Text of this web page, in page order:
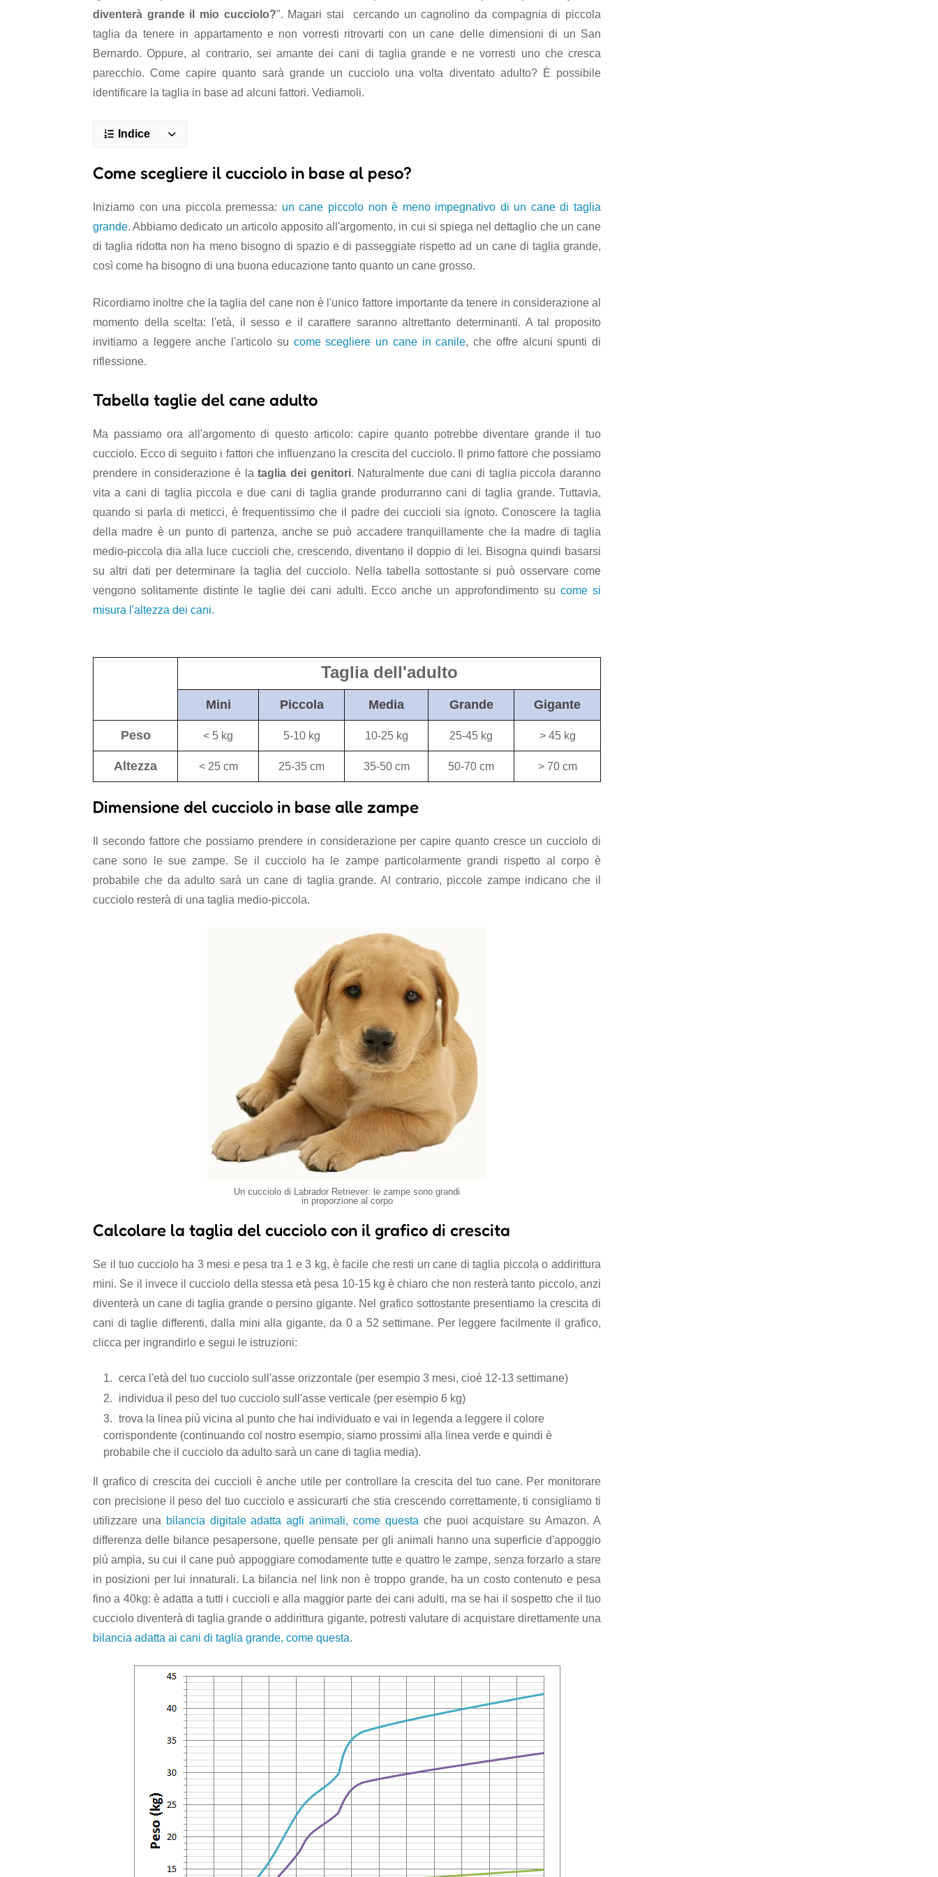
diventerà grande il mio cucciolo?". Magari stai cercando un cagnolino da compagnia di piccola
taglia da tenere in appartamento e non vorresti ritrovarti con un cane delle dimensioni di un San
Bernardo. Oppure, al contrario, sei amante dei cani di taglia grande e ne vorresti uno che cresca
parecchio. Come capire quanto sarà grande un cucciolo una volta diventato adulto? È possibile
identificare la taglia in base ad alcuni fattori. Vediamoli.
Indice
Come scegliere il cucciolo in base al peso?
Iniziamo con una piccola premessa: un cane piccolo non è meno impegnativo di un cane di taglia
grande. Abbiamo dedicato un articolo apposito all'argomento, in cui si spiega nel dettaglio che un cane
di taglia ridotta non ha meno bisogno di spazio e di passeggiate rispetto ad un cane di taglia grande,
così come ha bisogno di una buona educazione tanto quanto un cane grosso.
Ricordiamo inoltre che la taglia del cane non è l'unico fattore importante da tenere in considerazione al
momento della scelta: l'età, il sesso e il carattere saranno altrettanto determinanti. A tal proposito
invitiamo a leggere anche l'articolo su come scegliere un cane in canile, che offre alcuni spunti di
riflessione.
Tabella taglie del cane adulto
Ma passiamo ora all'argomento di questo articolo: capire quanto potrebbe diventare grande il tuo
cucciolo. Ecco di seguito i fattori che influenzano la crescita del cucciolo. Il primo fattore che possiamo
prendere in considerazione è lataglia dei genitori. Naturalmente due cani di taglia piccola daranno
vita a cani di taglia piccola e due cani di taglia grande produrranno cani di taglia grande. Tuttavia,
quando si parla di meticci, è frequentissimo che il padre dei cuccioli sia ignoto. Conoscere la taglia
della madre è un punto di partenza, anche se può accadere tranquillamente che la madre di taglia
medio-piccola dia alla luce cuccioli che, crescendo, diventano il doppio di lei. Bisogna quindi basarsi
su altri dati per determinare la taglia del cucciolo. Nella tabella sottostante si può osservare come
vengono solitamente distinte le taglie dei cani adulti. Ecco anche un approfondimento su come si
misura l'altezza dei cani.
Taglia dell'adulto
Mini Piccola Media Grande Gigante
Peso < 5 kg 5-10 kg 10-25 kg 25-45 kg > 45 kg
Altezza < 25 cm 25-35 cm 35-50 cm 50-70 cm > 70 cm
Dimensione del cucciolo in base alle zampe
Il secondo fattore che possiamo prendere in considerazione per capire quanto cresce un cucciolo di
cane sono le sue zampe. Se il cucciolo ha le zampe particolarmente grandi rispetto al corpo è
probabile che da adulto sarà un cane di taglia grande. Al contrario, piccole zampe indicano che il
cucciolo resterà di una taglia medio-piccola.
Un cucciolo di Labrador Retriever: le zampe sono grandi
in proporzione al corpo
Calcolare la taglia del cucciolo con il grafico di crescita
Se il tuo cucciolo ha 3 mesi e pesa tra 1 e 3 kg, è facile che resti un cane di taglia piccola o addirittura
mini. Se il invece il cucciolo della stessa età pesa 10-15 kg è chiaro che non resterà tanto piccolo, anzi
diventerà un cane di taglia grande o persino gigante. Nel grafico sottostante presentiamo la crescita di
cani di taglie differenti, dalla mini alla gigante, da 0 a 52 settimane. Per leggere facilmente il grafico,
clicca per ingrandirlo e segui le istruzioni:
cerca l'età del tuo cucciolo sull'asse orizzontale (per esempio 3 mesi, cioè 12-13 settimane)
individua il peso del tuo cucciolo sull'asse verticale (per esempio 6 kg)
trova la linea più vicina al punto che hai individuato e vai in legenda a leggere il colore
corrispondente (continuando col nostro esempio, siamo prossimi alla linea verde e quindi è
probabile che il cucciolo da adulto sarà un cane di taglia media).
Il grafico di crescita dei cuccioli è anche utile per controllare la crescita del tuo cane. Per monitorare
con precisione il peso del tuo cucciolo e assicurarti che stia crescendo correttamente, ti consigliamo ti
utilizzare una bilancia digitale adatta agli animali, come questa che puoi acquistare su Amazon. A
differenza delle bilance pesapersone, quelle pensate per gli animali hanno una superficie d'appoggio
più ampia, su cui il cane può appoggiare comodamente tutte e quattro le zampe, senza forzarlo a stare
in posizioni per lui innaturali. La bilancia nel link non è troppo grande, ha un costo contenuto e pesa
fino a 40kg: è adatta a tutti i cuccioli e alla maggior parte dei cani adulti, ma se hai il sospetto che il tuo
cucciolo diventerà di taglia grande o addirittura gigante, potresti valutare di acquistare direttamente una
bilancia adatta ai cani di taglia grande, come questa.